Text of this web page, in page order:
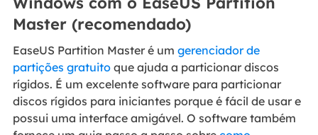
Master (recomendado)
EaseUS Partition Master é um gerenciador de
partições gratuitoque ajuda a particionar discos
rígidos. É um excelente software para particionar
discos rígidos para iniciantes porque é fácil de usar e
possui uma interface amigável. O software também